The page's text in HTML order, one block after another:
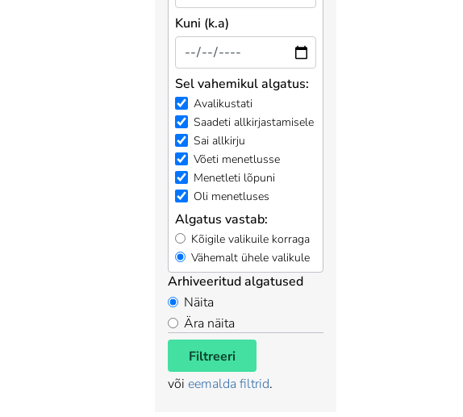
Kuni (k.a)
Sel vahemikul algatus:
Avalikustati
Saadeti allkirjastamisele
Sai allkirju
Võeti menetlusse
Menetleti lõpuni
Oli menetluses
Algatus vastab:
Kõigile valikuile korraga
Vähemalt ühele valikule
Arhiveeritud algatused
Näita
Ära näita
Filtreeri
või eemalda filtrid.